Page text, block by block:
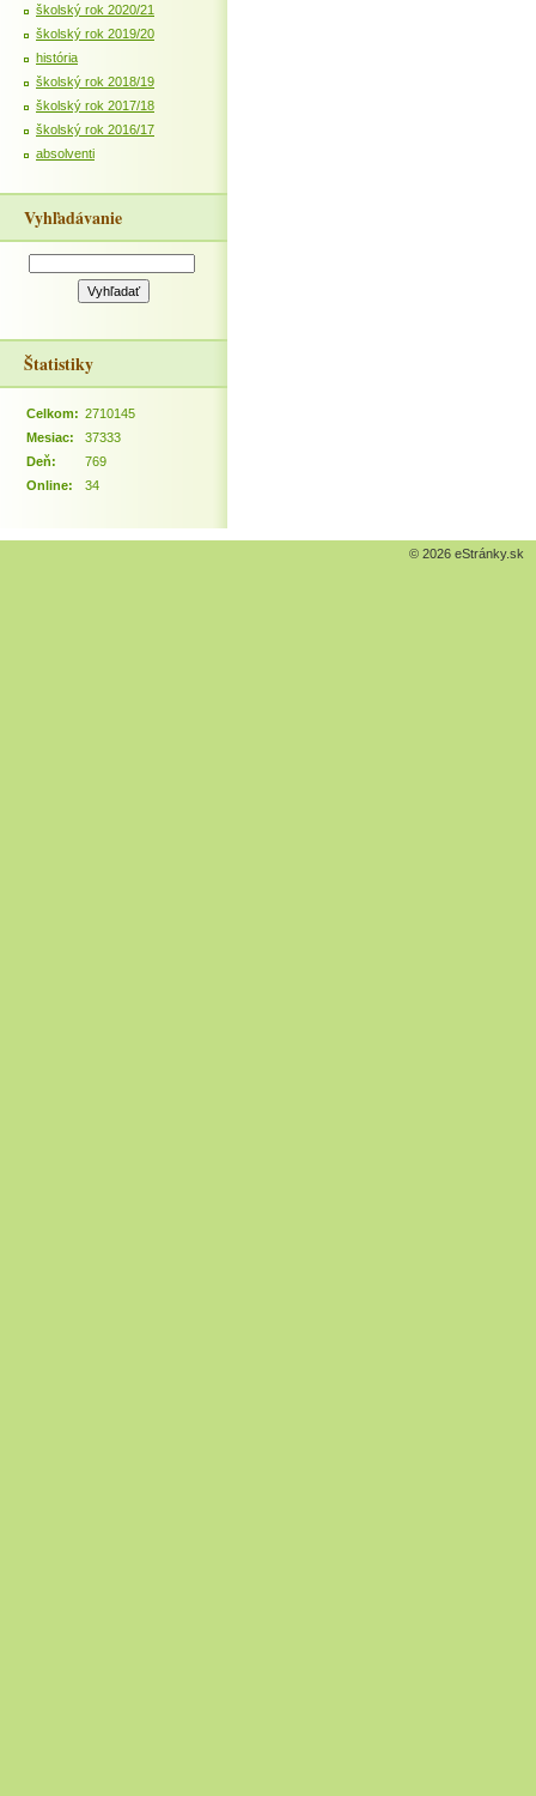
školský rok 2020/21
školský rok 2019/20
história
školský rok 2018/19
školský rok 2017/18
školský rok 2016/17
absolventi
Vyhľadávanie
Štatistiky
Online: 34
Celkom: 2710145
Mesiac:
37333
Deň:
769
© 2026 eStránky.sk